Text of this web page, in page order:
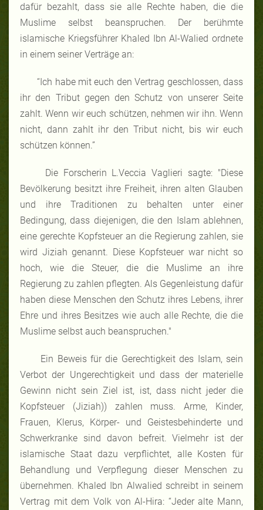
dafür bezahlt, dass sie alle Rechte haben, die die
Muslime selbst beanspruchen. Der berühmte
islamische Kriegsführer Khaled Ibn Al-Walied ordnete
in einem seiner Verträge an:
“Ich habe mit euch den Vertrag geschlossen, dass
ihr den Tribut gegen den Schutz von unserer Seite
zahlt. Wenn wir euch schützen, nehmen wir ihn. Wenn
nicht, dann zahlt ihr den Tribut nicht, bis wir euch
schützen können.”
Die Forscherin L.Veccia Vaglieri sagte: "Diese
Bevölkerung besitzt ihre Freiheit, ihren alten Glauben
und ihre Traditionen zu behalten unter einer
Bedingung, dass diejenigen, die den Islam ablehnen,
eine gerechte Kopfsteuer an die Regierung zahlen, sie
wird Jiziah genannt. Diese Kopfsteuer war nicht so
hoch, wie die Steuer, die die Muslime an ihre
Regierung zu zahlen pflegten. Als Gegenleistung dafür
haben diese Menschen den Schutz ihres Lebens, ihrer
Ehre und ihres Besitzes wie auch alle Rechte, die die
Muslime selbst auch beanspruchen."
Ein Beweis für die Gerechtigkeit des Islam, sein
Verbot der Ungerechtigkeit und dass der materielle
Gewinn nicht sein Ziel ist, ist, dass nicht jeder die
Kopfsteuer (Jiziah)) zahlen muss. Arme, Kinder,
Frauen, Klerus, Körper- und Geistesbehinderte und
Schwerkranke sind davon befreit. Vielmehr ist der
islamische Staat dazu verpflichtet, alle Kosten für
Behandlung und Verpflegung dieser Menschen zu
übernehmen. Khaled Ibn Alwalied schreibt in seinem
Vertrag mit dem Volk von Al-Hira: “Jeder alte Mann,